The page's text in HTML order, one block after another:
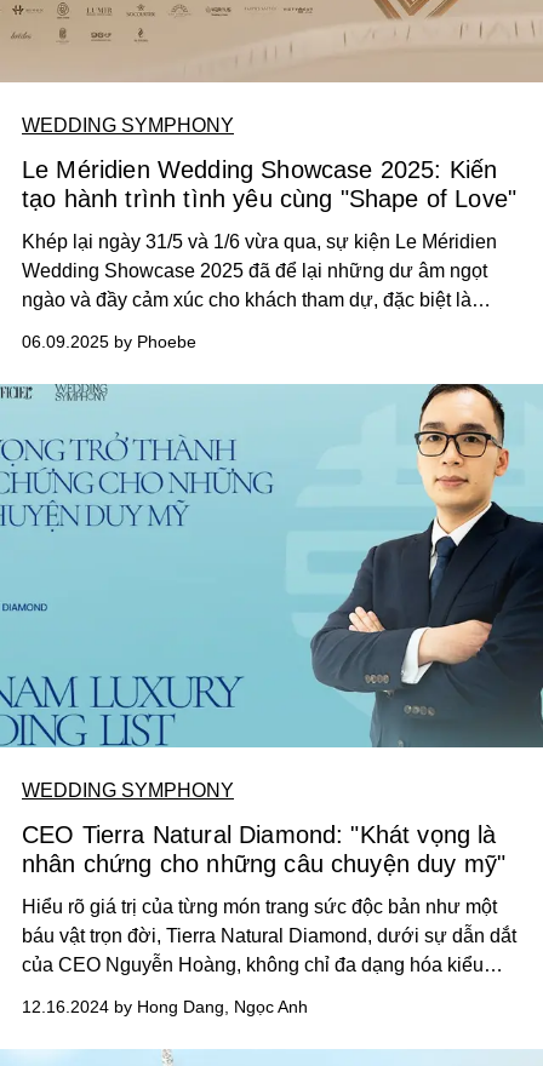
WEDDING SYMPHONY
Le Méridien Wedding Showcase 2025: Kiến
tạo hành trình tình yêu cùng "Shape of Love"
Khép lại ngày 31/5 và 1/6 vừa qua, sự kiện Le Méridien
Wedding Showcase 2025 đã để lại những dư âm ngọt
ngào và đầy cảm xúc cho khách tham dự, đặc biệt là
mình. Với chủ đề “Shape of Love”, sự kiện không chỉ
mang đến không gian triển lãm cưới đẳng cấp, mà còn là
hành trình truyền cảm hứng về phong cách sống hiện đại,
tinh tế và đậm chất thanh lịch.
06.09.2025 by Phoebe
WEDDING SYMPHONY
CEO Tierra Natural Diamond: "Khát vọng là
nhân chứng cho những câu chuyện duy mỹ"
Hiểu rõ giá trị của từng món trang sức độc bản như một
báu vật trọn đời, Tierra Natural Diamond, dưới sự dẫn dắt
của CEO Nguyễn Hoàng, không chỉ đa dạng hóa kiểu
và tôn vinh giá trị cảm xúc trong câu chuyện tình yêu của
khách hàng.
12.16.2024 by Hong Dang, Ngọc Anh